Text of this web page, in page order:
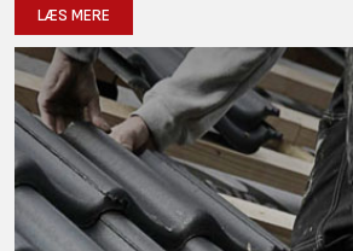
LÆS MERE